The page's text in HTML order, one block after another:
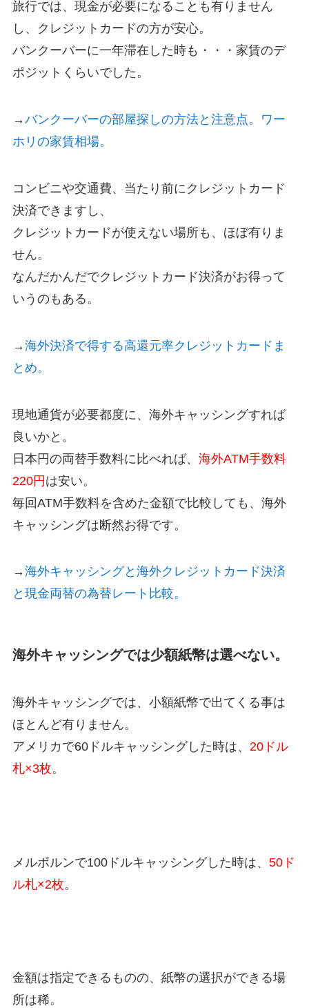
旅行では、現金が必要になることも有りません
し、クレジットカードの方が安心。
バンクーバーに一年滞在した時も・・・家賃のデ
ポジットくらいでした。
→バンクーバーの部屋探しの方法と注意点。ワー
ホリの家賃相場。
コンビニや交通費、当たり前にクレジットカード
決済できますし、
クレジットカードが使えない場所も、ほぼ有りま
せん。
なんだかんだでクレジットカード決済がお得って
いうのもある。
→海外決済で得する高還元率クレジットカードま
とめ。
現地通貨が必要都度に、海外キャッシングすれば
良いかと。
日本円の両替手数料に比べれば、 海外ATM手数料
220円は安い。
毎回ATM手数料を含めた金額で比較しても、海外
キャッシングは断然お得です。
→海外キャッシングと海外クレジットカード決済
と現金両替の為替レート比較。
海外キャッシングでは少額紙幣は選べない。
海外キャッシングでは、小額紙幣で出てくる事は
ほとんど有りません。
アメリカで60ドルキャッシングした時は、 20ドル
札×3枚。
メルボルンで100ドルキャッシングした時は、 50ド
ル札×2枚。
金額は指定できるものの、紙幣の選択ができる場
所は稀。